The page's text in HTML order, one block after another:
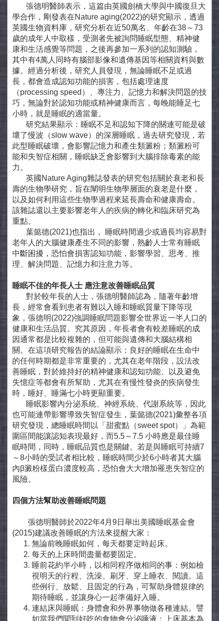
張德明醫師表示，這篇由英國劍橋大學與中國復旦大
學合作，剛發表在Nature aging(2022)的研究顯示，透過
英國生物資料庫，研究分析在近50萬名、年齡在38～73
歲的成年人中取樣，受測者先被詢問睡眠型態、精神健
康和生活感覺等問題，之後再參加一系列的認知測驗，
其中有4萬人同時有腦部影像和遺傳基因等相關資料與數
據。經過分析後，研究人員發現，無論睡眠不足或過
長，都會造成認知功能的損害，包括處理速度
（processing speed）、專注力、記憶力和解決問題的技
巧，無論對於認知功能或精神健康而言，每晚能睡足七
小時，就是睡眠的適當量。
研究結果顯示：睡眠不足和認知下降的關連可能是破
壞了慢波（slow wave）的深層睡眠，過去研究發現，若
此型睡眠破壞，會影響記憶力和產生類澱粉；類澱粉可
能和失智症相關，睡眠缺乏會影響到大腦排除毒素的能
力。
英國Nature Aging雜誌發表的研究包括關於衰老和長
壽的生物學研究，旨在闡明生物學層面的衰老是什麼，
以及如何利用這些生物學過程來延長壽命和健康壽命。
該雜誌還以主要影響老年人的疾病的轉化和臨床研究為
重點。
葉懿德(2021)也指出， 睡眠時間過少或過長均容易對
老年人的大腦健康產生不同的影響，熟齡人士常有睡眠
中斷困擾，恐怕會損害認知功能，影響學習、思考、推
理、解決問題、記憶力和注意力等。
睡眠不佳的年長人士 應注意改善睡眠品質
對於較年長的人士，張德明醫師認為，隨著年齡增
長，經常會看到患者有難以入睡和睡眠質量下降等現
象，張德明(2022)強調睡眠問題影響全世界近一半人口的
健康和生活品質。究其原因，年長者會有較差睡眠的成
因通常都是比較複雜的，但可能與遺傳和大腦結構相
關。在這項研究報告的結論顯示：良好的睡眠在生命中
的任何時期都是非常重要的，尤其在老年階段，設法改
善睡眠，對於維持好的精神健康和認知功能、以及避免
失憶症等都會有所幫助，尤其在有慢性發炎的疾病發生
時，睡好、睡滿七小時更顯重要。
睡眠影響內分泌系統、神經系統、代謝系統等，因此
也可能連帶影響導致失智症發生，葉懿德(2021)彙整各項
研究發現，總睡眠時間以「甜蜜點（sweet spot）」為範
圍區間能讓認知表現最好，而5.5～7.5 小時應是最佳睡
眠時間，同時，睡眠品質也是關鍵。若是與睡眠可持續7
～8小時的受試者相比較，睡眠時間少於6小時者其大腦
內β澱粉樣蛋白濃度較高，恐怕會大大增加罹患失智症的
風險。
四個方法幫助改善睡眠問題
張德明醫師於2022年4月9日舉出美國睡眠基金會
(2015)建議改善睡眠的方法來提醒大家：
無論前晚睡眠如何，每天都要定時起床。
每天的上床時間盡量都要固定。
睡前花約半小時，以相同程序做相同的事：例如檢
視明天的行程、洗澡、刷牙、穿上睡衣、閱讀。這
些例行、放鬆、且固定的行為，可幫助身體規律的
期待睡眠，並讓身心一起準備好入睡。
連結床與睡眠：身體會和外界事物做各種連結。譬
如當我們聞到好吃的食物會分泌唾液；上床基本為